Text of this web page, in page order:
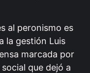
al peronismo es
la gestión Luis
marcada por
que dejó a